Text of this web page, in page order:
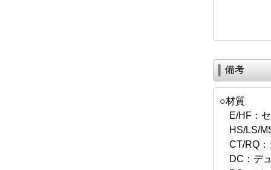
備考
○材質
E/HF：セ
HS/LS/
CT/RQ：
DC：デ